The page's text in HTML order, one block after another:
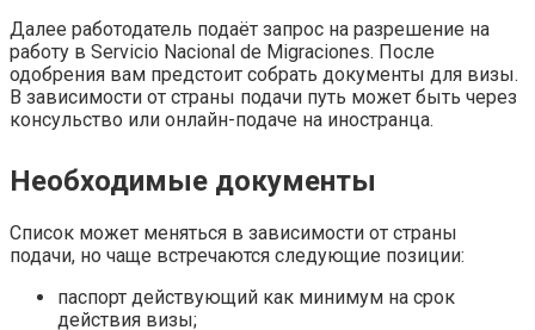
Далее работодатель подаёт запрос на разрешение на
работу в Servicio Nacional de Migraciones. После
одобрения вам предстоит собрать документы для визы.
В зависимости от страны подачи путь может быть через
консульство или онлайн-подаче на иностранца.
Необходимые документы
Список может меняться в зависимости от страны
подачи, но чаще встречаются следующие позиции:
паспорт действующий как минимум на срок
действия визы;